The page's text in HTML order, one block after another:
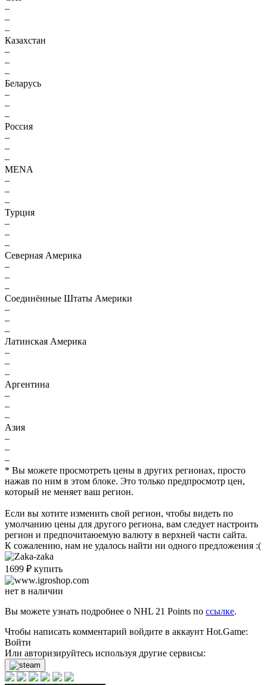
–
–
–
Казахстан
–
–
–
Беларусь
–
–
–
Россия
–
–
–
MENA
–
–
–
Турция
–
–
–
Северная Америка
–
–
–
Соединённые Штаты Америки
–
–
–
Латинская Америка
–
–
–
Аргентина
–
–
–
Азия
–
–
–
* Вы можете просмотреть цены в других регионах, просто
нажав по ним в этом блоке. Это только предпросмотр цен,
который не меняет ваш регион.
Если вы хотите изменить свой регион, чтобы видеть по
умолчанию цены для другого региона, вам следует настроить
регион и предпочитаюемую валюту в верхней части сайта.
К сожалению, нам не удалось найти ни одного предложения :(
1699 ₽ купить
нет в наличии
Вы можете узнать подробнее о NHL 21 Points по ссылке.
Чтобы написать комментарий войдите в аккаунт Hot.Game:
Войти
Или авторизируйтесь используя другие сервисы: